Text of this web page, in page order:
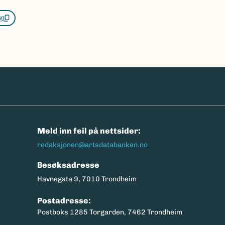
Meld inn feil på nettsider:
redaksjonen@artsdatabanken.no
Besøksadresse
Havnegata 9, 7010 Trondheim
Postadresse:
Postboks 1285 Torgarden, 7462 Trondheim